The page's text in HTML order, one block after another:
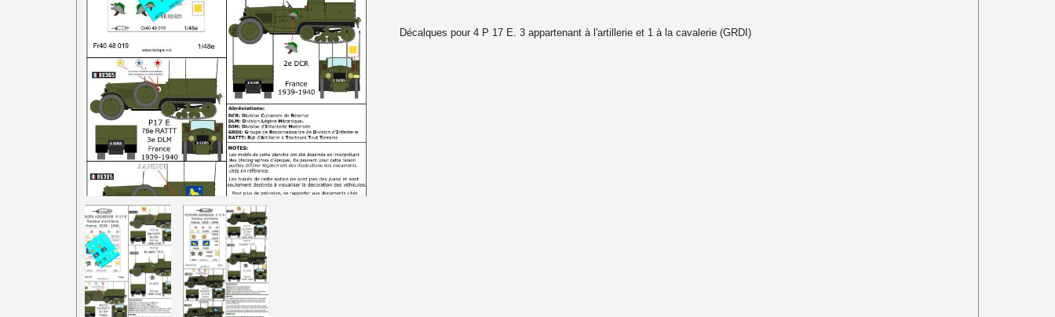
Décalques pour 4 P 17 E. 3 appartenant à l'artillerie et 1 à la cavalerie (GRDI)